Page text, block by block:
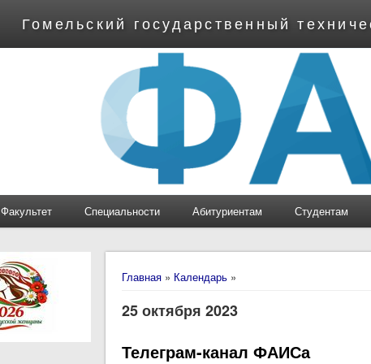
Гомельский государственный
Факультет Специальности Абитуриентам Студентам
Вы здесь
Главная » Календарь »
25 октября 2023
Телеграм-канал ФАИСа